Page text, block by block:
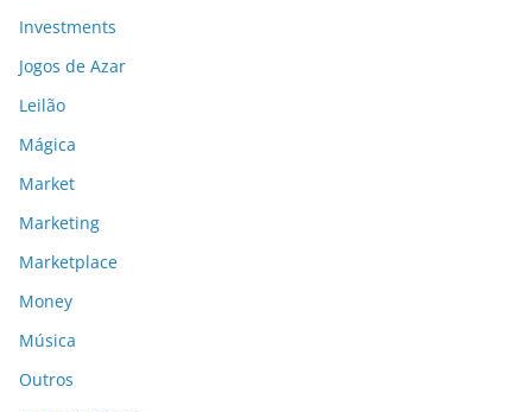
Investments
Jogos de Azar
Leilão
Mágica
Market
Marketing
Marketplace
Money
Música
Outros